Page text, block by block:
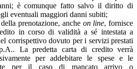
è comunque fatto salvo il diritto di
eventuali maggiori danni subiti;
prenotazione, anche on line, fornisce
in corso di validità a sé intestata a
corrispettivo dovuto per i servizi prestati
La predetta carta di credito verrà
per addebitare le spese e le
per il caso di mancato arrivo o